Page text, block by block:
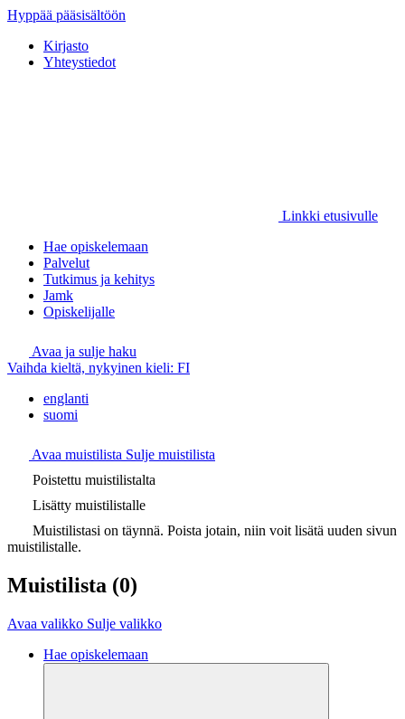
Hyppää pääsisältöön
Kirjasto
Yhteystiedot
Linkki etusivulle
Hae opiskelemaan
Palvelut
Tutkimus ja kehitys
Jamk
Opiskelijalle
Avaa ja sulje haku
Vaihda kieltä, nykyinen kieli: FI
englanti
suomi
Avaa muistilista Sulje muistilista
Poistettu muistilistalta
Lisätty muistilistalle
Muistilistasi on täynnä. Poista jotain, niin voit lisätä uuden sivun
muistilistalle.
Muistilista (0)
Avaa valikko Sulje valikko
Hae opiskelemaan